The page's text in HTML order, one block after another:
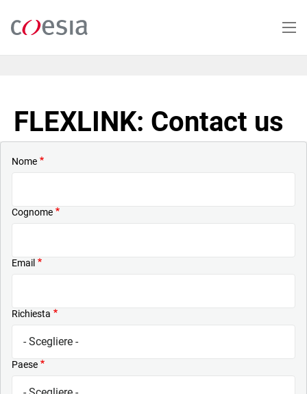
contenuto
FLEXLINK: Contact us
Nome
Cognome
Email
Richiesta
Paese